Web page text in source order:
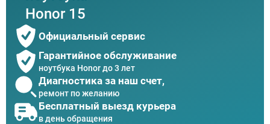
Honor 15
Официальный сервис
Гарантийное обслуживание
ноутбука Honor до 3 лет
Диагностика за наш счет,
ремонт по желанию
Бесплатный выезд курьера
в день обращения